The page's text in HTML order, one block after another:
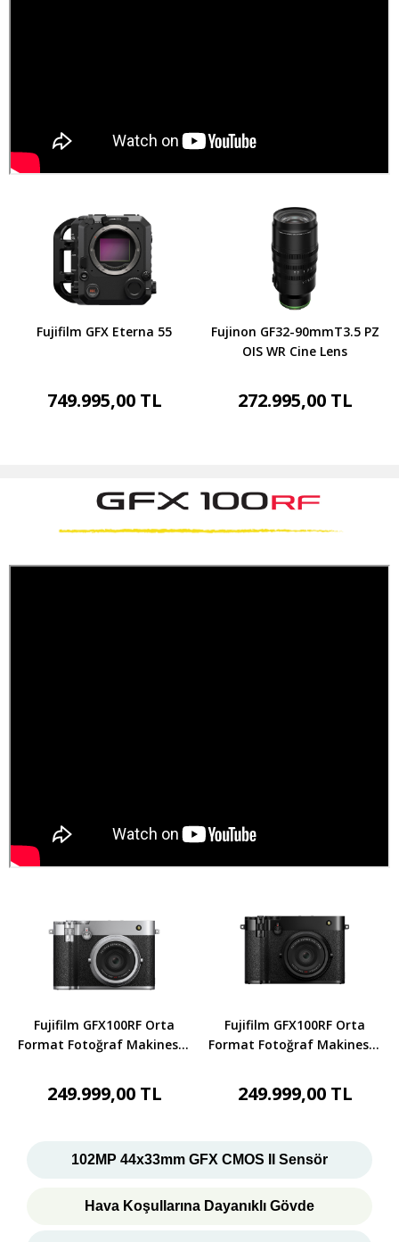
Fujifilm GFX Eterna 55
749.995,00 TL
Fujinon GF32-90mmT3.5 PZ
OIS WR Cine Lens
272.995,00 TL
Fujifilm GFX100RF Orta
Format Fotoğraf Makinesi -
249.999,00 TL
Fujifilm GFX100RF Orta
Format Fotoğraf Makinesi -
249.999,00 TL
102MP 44x33mm GFX CMOS II Sensör
Hava Koşullarına Dayanıklı Gövde